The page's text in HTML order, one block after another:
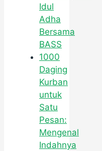
Idul
Adha
Bersama
BASS
1000
Daging
Kurban
untuk
Satu
Pesan:
Mengenal
Indahnya